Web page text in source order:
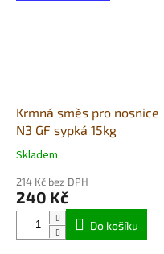
Krmná směs pro nosnice
N3 GF sypká 15kg
Průměrné
produktu
je
Skladem
214 Kč bez DPH
240 Kč
Do košíku